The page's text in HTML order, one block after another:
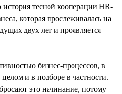
тесной кооперации HR-
которая прослеживалась на
двух лет и проявляется
бизнес-процессов, в
и в подборе в частности.
это начинание, потому